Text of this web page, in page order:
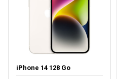
iPhone 14 128 Go